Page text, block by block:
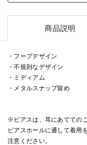
商品説明
・フープデザイン
・不規則なデザイン
・ミディアム
・メタルスナップ留め
※ピアスは、耳にあてての
ピアスホールに通して着用
注意ください。